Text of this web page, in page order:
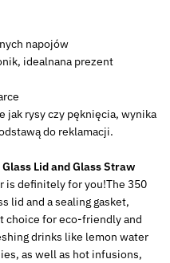
napojów
idealnana prezent
jak rysy czy pęknięcia, wynika
do reklamacji.
Lid and Glass Straw
definitely for you!The 350
lid and a sealing gasket,
choice for eco-friendly and
drinks like lemon water
as well as hot infusions,